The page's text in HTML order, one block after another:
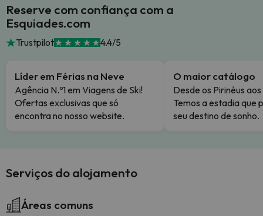
Reserve com confiança com a
Esquiades.com
Trustpilot 4.4/5
Líder em Férias na Neve
Agência N.º1 em Viagens de Ski!
Ofertas exclusivas que só
encontra no nosso website.
O maior catálogo
Desde os Pirinéus
Temos a estadia que
seu destino de sonho.
Serviços do alojamento
Áreas comuns